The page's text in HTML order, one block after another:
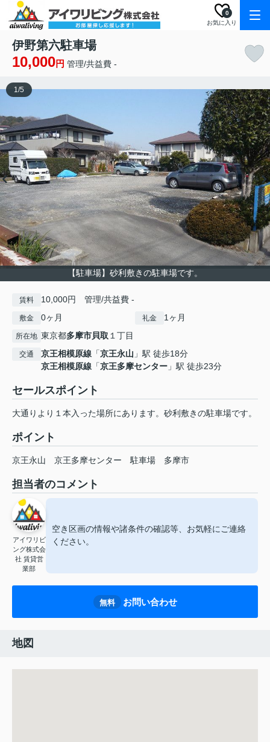
お気に入り
0
伊野第六駐車場
10,000円 管理/共益費 -
【駐車場】砂利敷きの駐車場です。
1/5
賃料 10,000円 管理/共益費 -
敷金 0ヶ月 礼金 1ヶ月
所在地 東京都多摩市貝取 １丁目
交通 京王相模原線 「京王永山 」駅 徒歩18分
京王相模原線 「京王多摩センター 」駅 徒歩23分
セールスポイント
大通りより１本入った場所にあります。砂利敷きの駐車場です。
ポイント
京王永山 京王多摩センター 駐車場 多摩市
担当者のコメント
アイワリビ
ング株式会
社 賃貸営
業部
空き区画の情報や諸条件の確認等、お気軽にご連絡
ください。
無料 お問い合わせ
地図